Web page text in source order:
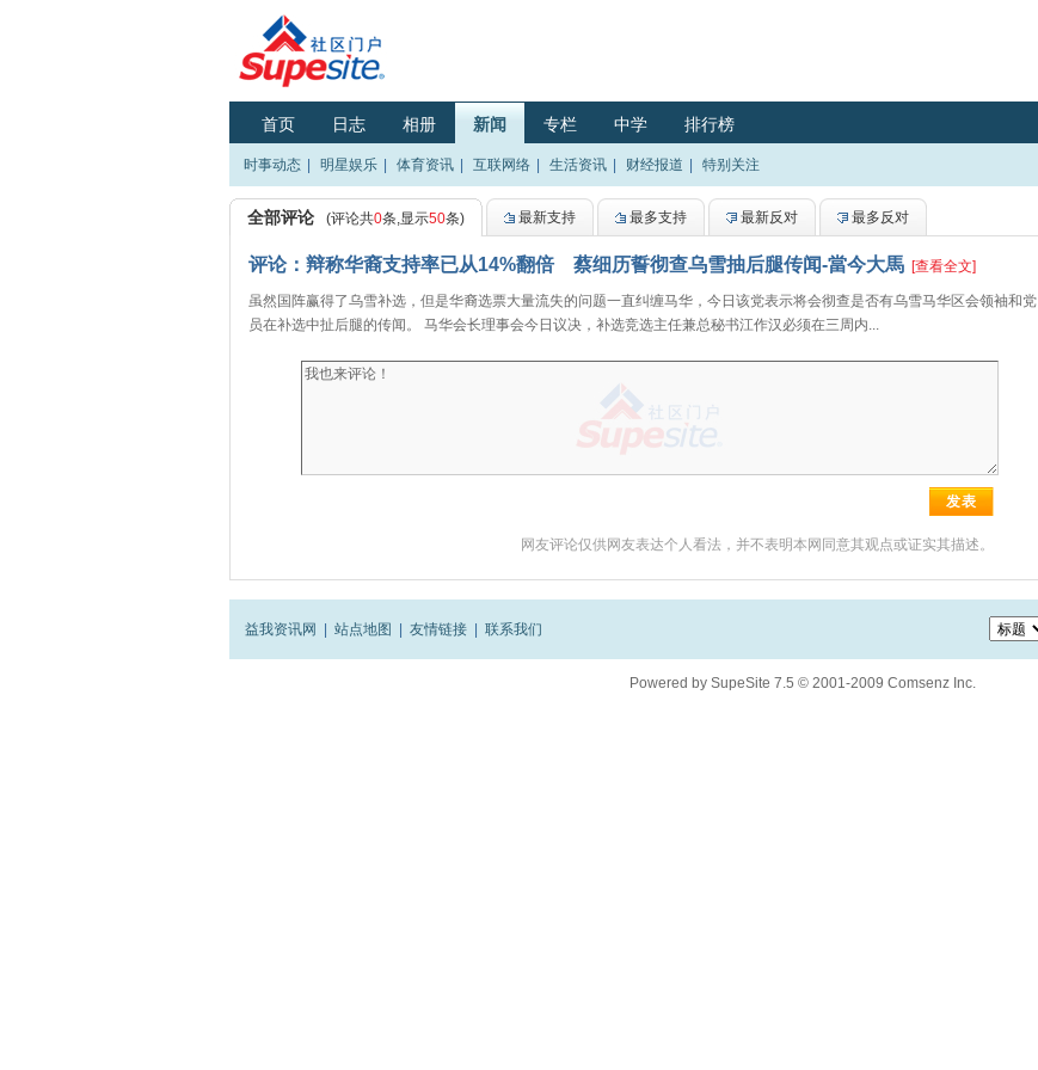
首页 日志 相册 新闻 专栏 中学 排行榜
时事动态 明星娱乐 体育资讯 互联网络 生活资讯 财经报道 特别关注
全部评论 (评论共0条,显示50条) 最新支持 最多支持 最新反对 最多反对
评论：辩称华裔支持率已从14%翻倍 蔡细历誓彻查乌雪抽后腿传闻-當今大馬 [查看全文]
虽然国阵赢得了乌雪补选，但是华裔选票大量流失的问题一直纠缠马华，今日该党表示将会彻查是否有乌雪马华区会领袖和党
员在补选中扯后腿的传闻。 马华会长理事会今日议决，补选竞选主任兼总秘书江作汉必须在三周内...
网友评论仅供网友表达个人看法，并不表明本网同意其观点或证实其描述。
益我资讯网 站点地图 友情链接 联系我们
Powered by SupeSite 7.5 © 2001-2009 Comsenz Inc.